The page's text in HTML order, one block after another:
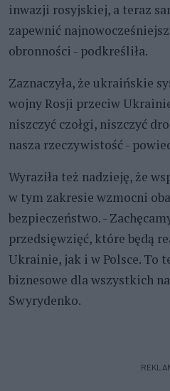
inwazji rosyjskiej, a teraz
zapewnić
obronności - podkreśliła.
Zaznaczyła, że ukraińskie
wojny Rosji przeciw
niszczyć czołgi, niszczyć
nasza rzeczywistość -
Wyraziła też nadzieję, że
w tym zakresie wzmocni
bezpieczeństwo. -
przedsięwzięć, które będą
Ukrainie, jak i w Polsce. To
biznesowe dla wszystkich
Swyrydenko.